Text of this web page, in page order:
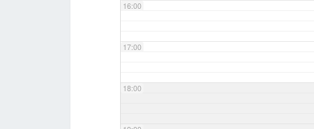
16:00
17:00
18:00